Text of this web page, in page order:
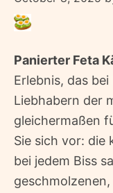
Panierter Feta
Erlebnis, das
Liebhabern der
gleichermaßen
Sie sich vor: die
bei jedem Biss